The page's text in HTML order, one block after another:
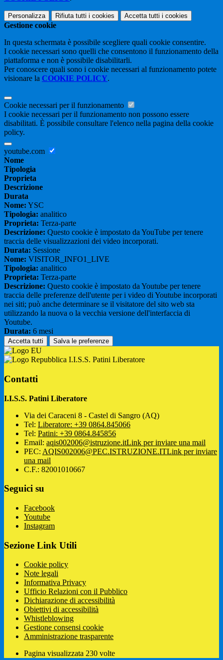
Personalizza Rifiuta tutti i cookies Accetta tutti i cookies
Gestione cookie
In questa schermata è possibile scegliere quali cookie consentire.
I cookie necessari sono quelli che consentono il funzionamento della
piattaforma e non è possibile disabilitarli.
Per conoscere quali sono i cookie necessari al funzionamento potete
visionare la COOKIE POLICY.
Cookie necessari per il funzionamento
I cookie necessari per il funzionamento non possono essere
disabilitati. È possibile consultare l'elenco nella pagina della cookie
policy.
youtube.com
Nome
Tipologia
Proprieta
Descrizione
Durata
Nome: YSC
Tipologia: analitico
Proprieta: Terza-parte
Descrizione: Questo cookie è impostato da YouTube per tenere
traccia delle visualizzazioni dei video incorporati.
Durata: Sessione
Nome: VISITOR_INFO1_LIVE
Tipologia: analitico
Proprieta: Terza-parte
Descrizione: Questo cookie è impostato da Youtube per tenere
traccia delle preferenze dell'utente per i video di Youtube incorporati
nei siti; può anche determinare se il visitatore del sito web sta
utilizzando la nuova o la vecchia versione dell'interfaccia di
Youtube.
Durata: 6 mesi
Accetta tutti Salva le preferenze
I.I.S.S. Patini Liberatore
Contatti
I.I.S.S. Patini Liberatore
Via dei Caraceni 8 - Castel di Sangro (AQ)
Tel: Liberatore: +39 0864.845066
Tel: Patini: +39 0864.845856
Email: aqis002006@istruzione.itLink per inviare una mail
PEC: AQIS002006@PEC.ISTRUZIONE.ITLink per inviare
una mail
C.F.: 82001010667
Seguici su
Facebook
Youtube
Instagram
Sezione Link Utili
Cookie policy
Note legali
Informativa Privacy
Ufficio Relazioni con il Pubblico
Dichiarazione di accessibilità
Obiettivi di accessibilità
Whistleblowing
Gestione consensi cookie
Amministrazione trasparente
Pagina visualizzata 230 volte